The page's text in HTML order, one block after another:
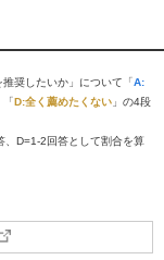
奨したいか」について「A:
「D:全く薦めたくない 」の4段
D=1-2回答として割合を算